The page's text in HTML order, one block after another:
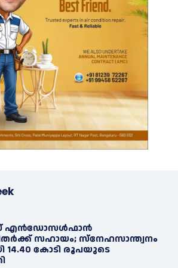
എന്‍ഡോസള്‍ഫാന്‍
സഹായം; സ്‌നേഹസാന്ത്വനം
14.40 കോടി രൂപയുടെ